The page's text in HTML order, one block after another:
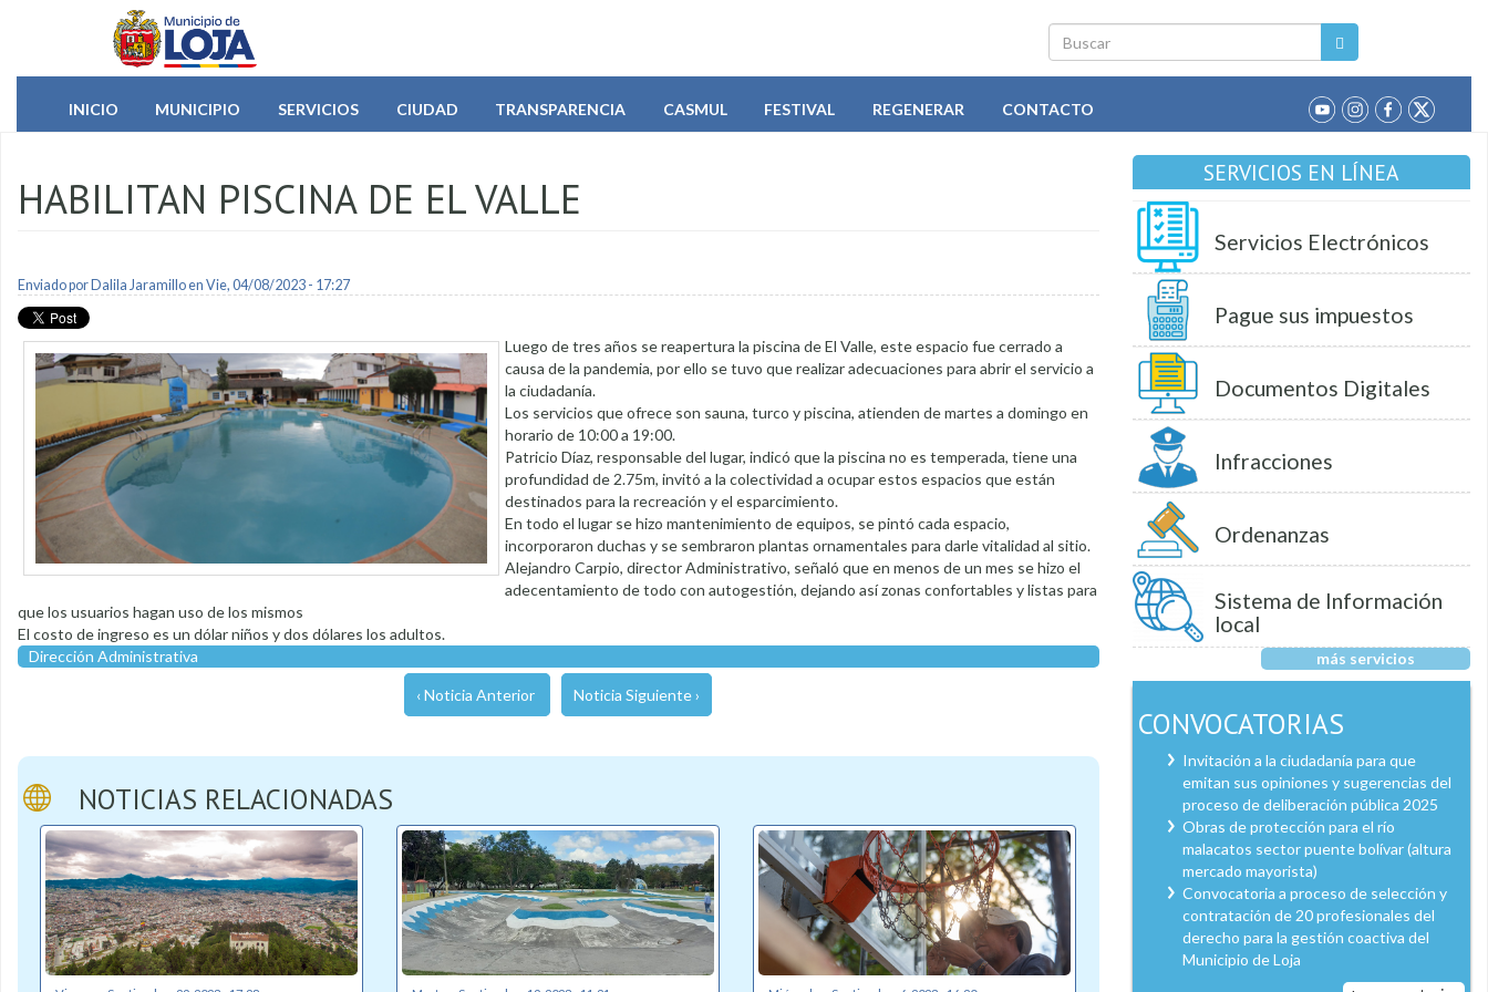
Pasar al contenido principal
Buscar
INICIO
MUNICIPIO SERVICIOS CIUDAD TRANSPARENCIA CASMUL FESTIVAL REGENERAR CONTACTO
HABILITAN PISCINA DE EL VALLE
Enviado por Dalila Jaramilloen Vie, 04/08/2023 - 17:27
Luego de tres años se reapertura la piscina de El Valle, este espacio fue cerrado a
causa de la pandemia, por ello se tuvo que realizar adecuaciones para abrir el servicio a
la ciudadanía.
Los servicios que ofrece son sauna, turco y piscina, atienden de martes a domingo en
horario de 10:00 a 19:00.
Patricio Díaz, responsable del lugar, indicó que la piscina no es temperada, tiene una
profundidad de 2.75m, invitó a la colectividad a ocupar estos espacios que están
destinados para la recreación y el esparcimiento.
En todo el lugar se hizo mantenimiento de equipos, se pintó cada espacio,
incorporaron duchas y se sembraron plantas ornamentales para darle vitalidad al sitio.
Alejandro Carpio, director Administrativo, señaló que en menos de un mes se hizo el
adecentamiento de todo con autogestión, dejando así zonas confortables y listas para
que los usuarios hagan uso de los mismos
El costo de ingreso es un dólar niños y dos dólares los adultos.
Dirección Administrativa
‹ Noticia Anterior Noticia Siguiente ›
NOTICIAS RELACIONADAS
SERVICIOS EN LÍNEA
Servicios Electrónicos
Pague sus impuestos
Documentos Digitales
Infracciones
Ordenanzas
Sistema de Información
local
más servicios
CONVOCATORIAS
Invitación a la ciudadanía para que
emitan sus opiniones y sugerencias del
proceso de deliberación pública 2025
Obras de protección para el río
malacatos sector puente bolívar (altura
mercado mayorista)
Convocatoria a proceso de selección y
contratación de 20 profesionales del
derecho para la gestión coactiva del
Municipio de Loja